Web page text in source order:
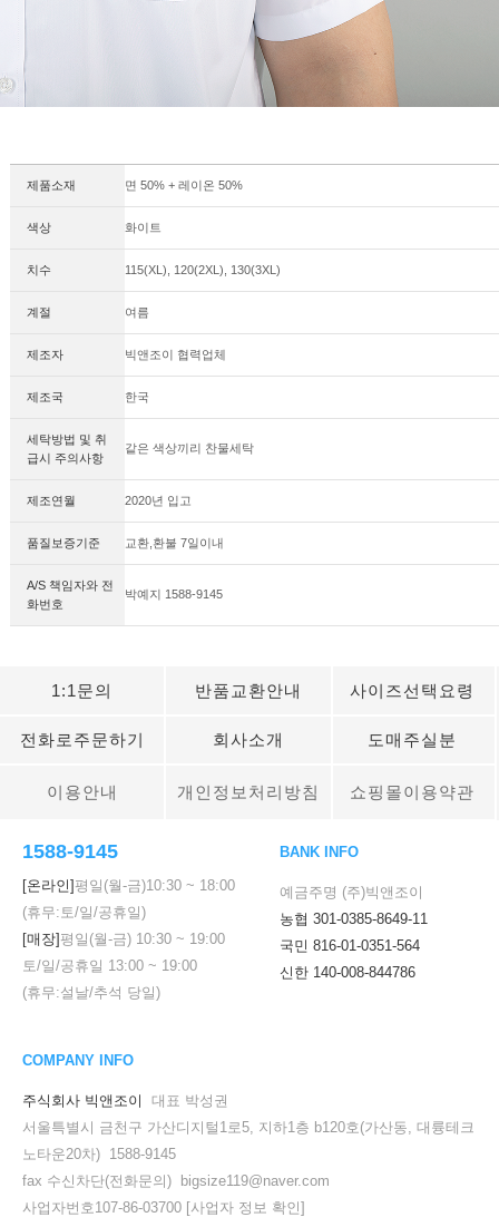
제품소재 면 50% + 레이온 50%
색상 화이트
치수 115(XL), 120(2XL), 130(3XL)
계절 여름
제조자 빅앤조이 협력업체
제조국 한국
세탁방법 및 취
급시 주의사항
같은 색상끼리 찬물세탁
제조연월 2020년 입고
품질보증기준 교환,환불 7일이내
A/S 책임자와 전
화번호
박예지 1588-9145
1:1문의 반품교환안내 사이즈선택요령
전화로주문하기 회사소개 도매주실분
이용안내 개인정보처리방침 쇼핑몰이용약관
1588-9145
[온라인]평일(월-금)10:30 ~ 18:00
(휴무:토/일/공휴일)
[매장]평일(월-금) 10:30 ~ 19:00
토/일/공휴일 13:00 ~ 19:00
(휴무:설날/추석 당일)
BANK INFO
예금주명 (주)빅앤조이
농협 301-0385-8649-11
국민 816-01-0351-564
신한 140-008-844786
COMPANY INFO
주식회사 빅앤조이
대표 박성권
서울특별시 금천구 가산디지털1로5, 지하1층 b120호(가산동, 대륭테크
노타운20차) 1588-9145
fax 수신차단(전화문의) bigsize119@naver.com
사업자번호107-86-03700 [사업자 정보 확인]